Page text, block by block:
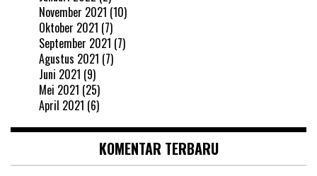
November 2021 (10)
Oktober 2021 (7)
September 2021 (7)
Agustus 2021 (7)
Juni 2021 (9)
Mei 2021 (25)
April 2021 (6)
KOMENTAR TERBARU